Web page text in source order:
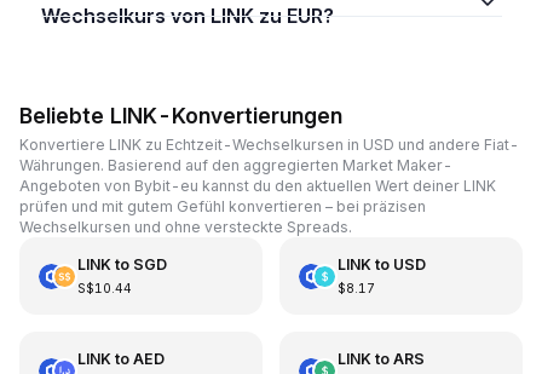
Wechselkurs von LINK zu EUR?
Beliebte LINK-Konvertierungen
Konvertiere LINK zu Echtzeit-Wechselkursen in USD und andere Fiat-
Währungen. Basierend auf den aggregierten Market Maker-
Angeboten von Bybit-eu kannst du den aktuellen Wert deiner LINK
prüfen und mit gutem Gefühl konvertieren – bei präzisen
Wechselkursen und ohne versteckte Spreads.
LINKto SGD
S$10.44
LINKto USD
$8.17
LINKto AED LINKto ARS